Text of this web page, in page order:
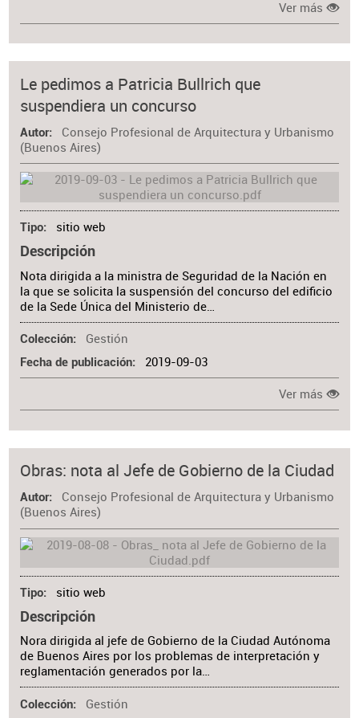
Ver más
Le pedimos a Patricia Bullrich que
suspendiera un concurso
Autor
Consejo Profesional de Arquitectura y Urbanismo
(Buenos Aires)
Tipo sitio web
Descripción
Nota dirigida a la ministra de Seguridad de la Nación en
la que se solicita la suspensión del concurso del edificio
de la Sede Única del Ministerio de…
Colección Gestión
Fecha de publicación 2019-09-03
Ver más
Obras: nota al Jefe de Gobierno de la Ciudad
Autor
Consejo Profesional de Arquitectura y Urbanismo
(Buenos Aires)
Tipo sitio web
Descripción
Nora dirigida al jefe de Gobierno de la Ciudad Autónoma
de Buenos Aires por los problemas de interpretación y
reglamentación generados por la…
Colección Gestión